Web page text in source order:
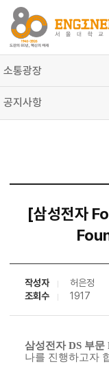
소통광장
공지사항
[삼성전자
작성자 허은정
조회수
1917
삼성전자 DS 부문
나를 진행하고자